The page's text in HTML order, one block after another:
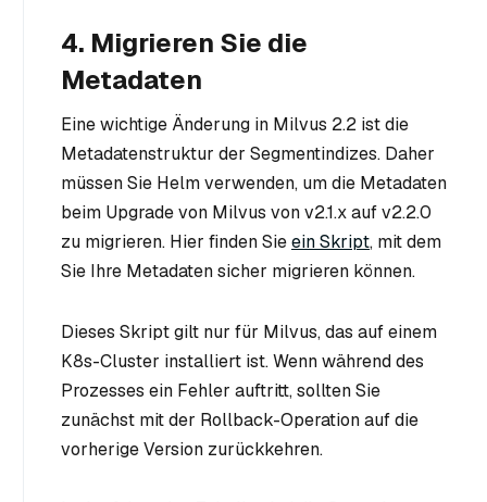
4. Migrieren Sie die
Metadaten
Eine wichtige Änderung in Milvus 2.2 ist die
Metadatenstruktur der Segmentindizes. Daher
müssen Sie Helm verwenden, um die Metadaten
beim Upgrade von Milvus von v2.1.x auf v2.2.0
zu migrieren. Hier finden Sieein Skript, mit dem
Sie Ihre Metadaten sicher migrieren können.
Dieses Skript gilt nur für Milvus, das auf einem
K8s-Cluster installiert ist. Wenn während des
Prozesses ein Fehler auftritt, sollten Sie
zunächst mit der Rollback-Operation auf die
vorherige Version zurückkehren.